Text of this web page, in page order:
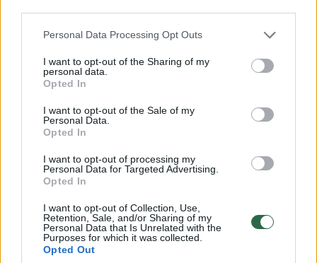
Personal Data Processing Opt Outs
I want to opt-out of the Sharing of my
personal data.
Opted In
I want to opt-out of the Sale of my
Personal Data.
Opted In
I want to opt-out of processing my
Personal Data for Targeted Advertising.
Opted In
I want to opt-out of Collection, Use,
Retention, Sale, and/or Sharing of my
Personal Data that Is Unrelated with the
Purposes for which it was collected.
Opted Out
nudžiugins visus tuos, kurie dar nespėjo
pasinerti į gimtadienio šventę.
Visus svarbiausius lietuviškos muzikos
visų laikų populiariausių Lietuvos atlikėjų.
Pernai muzikantai pristatė albumą „Viskas
kaip patinka tau“. 1995 metais susikūrusi
grupė „Biplan“ per savo karjerą iš viso išleido
8 studijinius, 2 koncertinius albumus ir vieną
mini albumą.